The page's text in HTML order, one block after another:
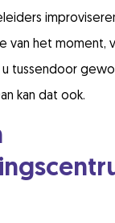
van het moment,
tussendoor
kan dat ook.